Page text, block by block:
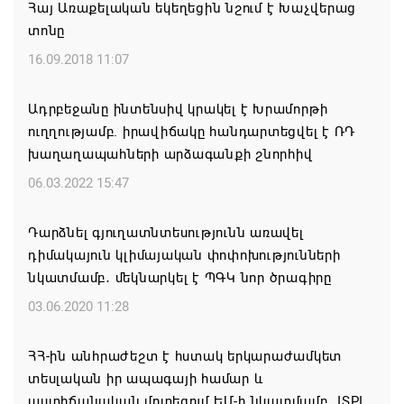
Միասնական աղոթք և Ամենայն Հայոց
Կաթողիկոսի հայրապետական պատգամը
07.08.2026 19:50
Ժամանակակից Բելառուսին պակասում է այն
կառավարման համակարգը, որը կար խորհրդային
Լուկաշենկոն
07.08.2026 17:16
ՀՀ ԱԱԾ սահմանապահ զորքերի
Հանրապետություն
07.08.2026 16:57
Հայ Առաքելական եկեղեցին նշում է Խաչվերաց
տոնը
16.09.2018 11:07
Ադրբեջանը ինտենսիվ կրակել է Խրամորթի
ուղղությամբ. իրավիճակը հանդարտեցվել է ՌԴ
խաղաղապահների արձագանքի շնորհիվ
06.03.2022 15:47
Դարձնել գյուղատնտեսությունն առավել
դիմակայուն կլիմայական փոփոխությունների
նկատմամբ․ մեկնարկել է ՊԳԿ նոր ծրագիրը
03.06.2020 11:28
ՀՀ-ին անհրաժեշտ է հստակ երկարաժամկետ
տեսլական իր ապագայի համար և